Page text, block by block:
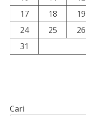
17
18 19
24
25 26
31
Cari